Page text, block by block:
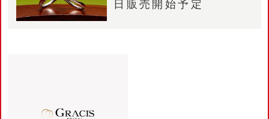
日販売開始予定